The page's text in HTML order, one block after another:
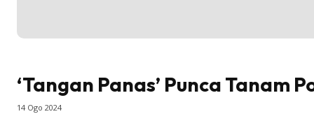
‘Tangan Panas’ Punca Tanam
14 Ogo 2024